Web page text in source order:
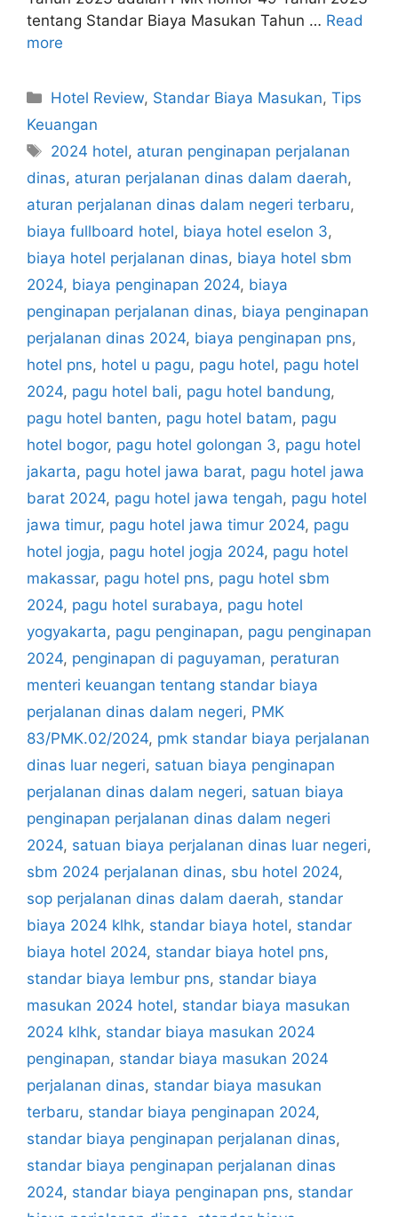
tentang Standar Biaya Masukan Tahun … Read
more
Categories
Hotel Review, Standar Biaya Masukan,Tips
Keuangan
Tags
2024 hotel, aturan penginapan perjalanan
dinas, aturan perjalanan dinas dalam daerah,
aturan perjalanan dinas dalam negeri terbaru,
biaya fullboard hotel, biaya hotel eselon 3,
biaya hotel perjalanan dinas, biaya hotel sbm
2024, biaya penginapan 2024, biaya
penginapan perjalanan dinas, biaya penginapan
perjalanan dinas 2024, biaya penginapan pns,
hotel pns, hotel u pagu, pagu hotel, pagu hotel
2024, pagu hotel bali, pagu hotel bandung,
pagu hotel banten, pagu hotel batam, pagu
hotel bogor, pagu hotel golongan 3, pagu hotel
jakarta, pagu hotel jawa barat, pagu hotel jawa
barat 2024, pagu hotel jawa tengah, pagu hotel
jawa timur, pagu hotel jawa timur 2024, pagu
hotel jogja, pagu hotel jogja 2024, pagu hotel
makassar, pagu hotel pns, pagu hotel sbm
2024, pagu hotel surabaya, pagu hotel
yogyakarta, pagu penginapan, pagu penginapan
2024, penginapan di paguyaman, peraturan
menteri keuangan tentang standar biaya
perjalanan dinas dalam negeri, PMK
83/PMK.02/2024, pmk standar biaya perjalanan
dinas luar negeri, satuan biaya penginapan
perjalanan dinas dalam negeri, satuan biaya
penginapan perjalanan dinas dalam negeri
2024, satuan biaya perjalanan dinas luar negeri,
sbm 2024 perjalanan dinas, sbu hotel 2024,
sop perjalanan dinas dalam daerah, standar
biaya 2024 klhk, standar biaya hotel, standar
biaya hotel 2024, standar biaya hotel pns,
standar biaya lembur pns, standar biaya
masukan 2024 hotel, standar biaya masukan
2024 klhk, standar biaya masukan 2024
penginapan, standar biaya masukan 2024
perjalanan dinas, standar biaya masukan
terbaru, standar biaya penginapan 2024,
standar biaya penginapan perjalanan dinas,
standar biaya penginapan perjalanan dinas
2024, standar biaya penginapan pns, standar